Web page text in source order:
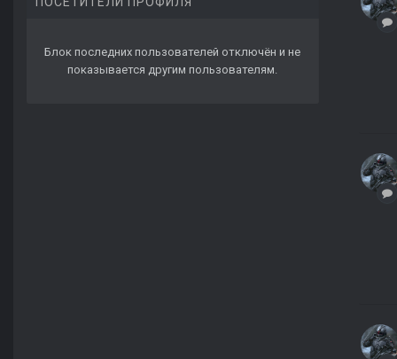
Блок последних пользователей отключён и не
показывается другим пользователям.